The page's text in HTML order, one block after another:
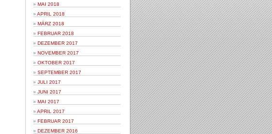
MAI 2018
APRIL 2018
MÄRZ 2018
FEBRUAR 2018
DEZEMBER 2017
NOVEMBER 2017
OKTOBER 2017
SEPTEMBER 2017
JULI 2017
JUNI 2017
MAI 2017
APRIL 2017
FEBRUAR 2017
DEZEMBER 2016